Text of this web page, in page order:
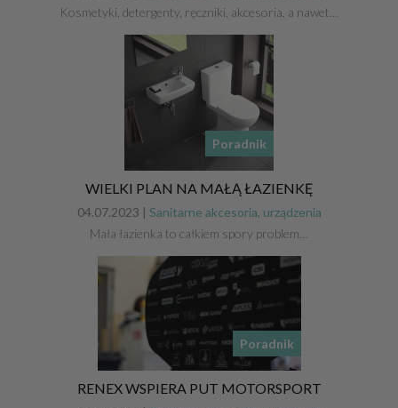
Kosmetyki, detergenty, ręczniki, akcesoria, a nawet…
Poradnik
WIELKI PLAN NA MAŁĄ ŁAZIENKĘ
04.07.2023 | Sanitarne akcesoria, urządzenia
Mała łazienka to całkiem spory problem…
Poradnik
RENEX WSPIERA PUT MOTORSPORT